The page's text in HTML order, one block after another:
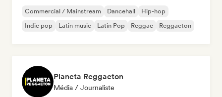
Commercial / Mainstream Dancehall
Hip-hop
Indie pop
Latin music Latin Pop Reggae Reggaeton
Planeta Reggaeton
Média / Journaliste